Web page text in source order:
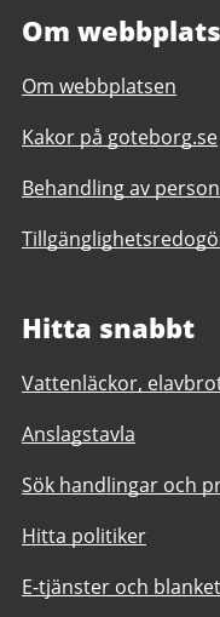
Om
Om webbplatsen
Kakor på goteborg.se
Behandling av
Hitta snabbt
Vattenläckor,
Anslagstavla
Sök handlingar och
Hitta politiker
E-tjänster och